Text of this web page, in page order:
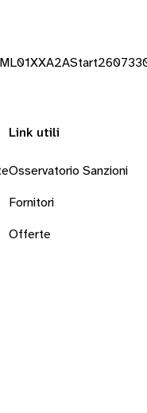
Link utili
Osservatorio Sanzioni
Fornitori
Offerte